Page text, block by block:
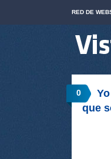
RED DE
0
que